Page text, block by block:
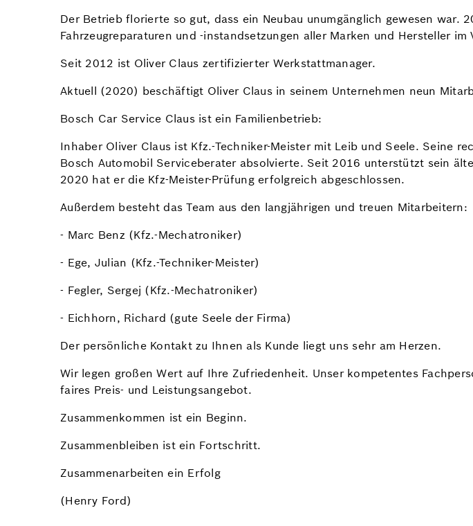
Der Betrieb florierte so gut, dass ein Neubau unumgänglich gewesen war.
Fahrzeugreparaturen und -instandsetzungen aller Marken und Hersteller
Seit 2012 ist Oliver Claus zertifizierter Werkstattmanager.
Aktuell (2020) beschäftigt Oliver Claus in seinem Unternehmen neun
Bosch Car Service Claus ist ein Familienbetrieb:
Inhaber Oliver Claus ist Kfz.-Techniker-Meister mit Leib und Seele. Seine
Bosch Automobil Serviceberater absolvierte. Seit 2016 unterstützt sein
2020 hat er die Kfz-Meister-Prüfung erfolgreich abgeschlossen.
Außerdem besteht das Team aus den langjährigen und treuen Mitarbeitern:
- Marc Benz (Kfz.-Mechatroniker)
- Ege, Julian (Kfz.-Techniker-Meister)
- Fegler, Sergej (Kfz.-Mechatroniker)
- Eichhorn, Richard (gute Seele der Firma)
Der persönliche Kontakt zu Ihnen als Kunde liegt uns sehr am Herzen.
Wir legen großen Wert auf Ihre Zufriedenheit. Unser kompetentes
faires Preis- und Leistungsangebot.
Zusammenkommen ist ein Beginn.
Zusammenbleiben ist ein Fortschritt.
Zusammenarbeiten ein Erfolg
(Henry Ford)